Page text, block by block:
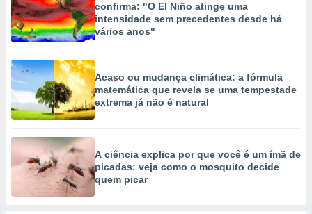
confirma: "O El Niño atinge uma
intensidade sem precedentes desde há
vários anos"
Acaso ou mudança climática: a fórmula
matemática que revela se uma tempestade
extrema já não é natural
A ciência explica por que você é um ímã de
picadas: veja como o mosquito decide
quem picar